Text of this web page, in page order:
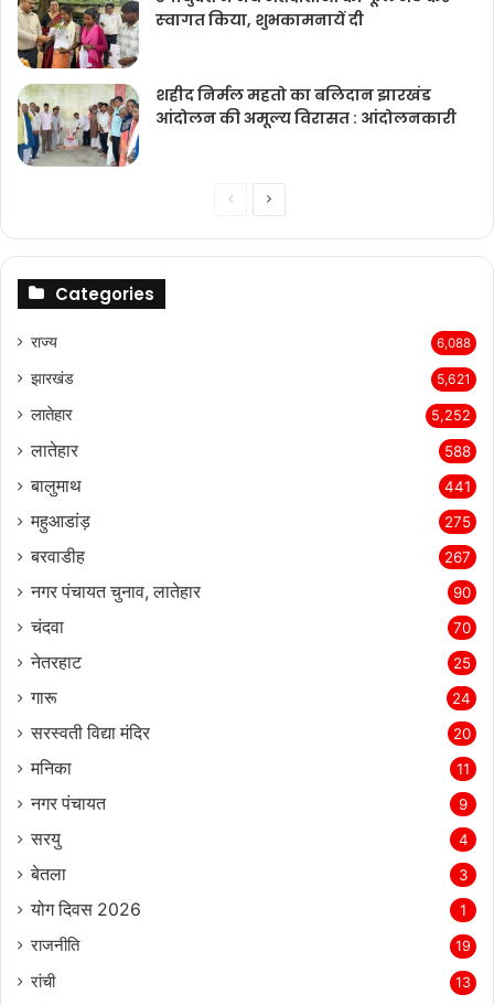
स्‍वागत किया, शुभकामनायें दी
शहीद निर्मल महतो का बलिदान झारखंड
आंदोलन की अमूल्य विरासत : आंदोलनकारी
PreviousNext
Categories
राज्‍य 6,088
झारखंड 5,621
लातेहार 5,252
लातेहार 588
बालुमाथ 441
महुआडांड़ 275
बरवाडीह 267
नगर पंचायत चुनाव, लातेहार 90
चंदवा 70
नेतरहाट 25
गारू 24
सरस्‍वती विद्या मंदिर 20
मनिका 11
नगर पंचायत 9
सरयु 4
बेतला 3
योग दिवस 2026 1
राजनीति 19
रांची 13